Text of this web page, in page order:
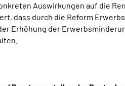
Auswirkungen auf die
dass durch die Reform
Erhöhung der